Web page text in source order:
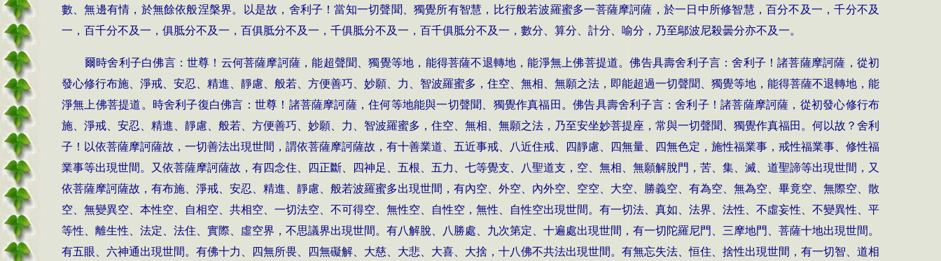
數、無邊有情，於無餘依般涅槃界。以是故，舍利子！當知一切聲聞、獨覺所有智慧，比行般若波羅蜜多一菩薩摩訶薩，於一日中所修智慧，百分不及一，千分不及
一，百千分不及一，俱胝分不及一，百俱胝分不及一，千俱胝分不及一，百千俱胝分不及一，數分、算分、計分、喻分，乃至鄔波尼殺曇分亦不及一。
爾時舍利子白佛言：世尊！云何菩薩摩訶薩，能超聲聞、獨覺等地，能得菩薩不退轉地，能淨無上佛菩提道。佛告具壽舍利子言：舍利子！諸菩薩摩訶薩，從初
發心修行布施、淨戒、安忍、精進、靜慮、般若、方便善巧、妙願、力、智波羅蜜多，住空、無相、無願之法，即能超過一切聲聞、獨覺等地，能得菩薩不退轉地，能
淨無上佛菩提道。時舍利子復白佛言：世尊！諸菩薩摩訶薩，住何等地能與一切聲聞、獨覺作真福田。佛告具壽舍利子言：舍利子！諸菩薩摩訶薩，從初發心修行布
施、淨戒、安忍、精進、靜慮、般若、方便善巧、妙願、力、智波羅蜜多，住空、無相、無願之法，乃至安坐妙菩提座，常與一切聲聞、獨覺作真福田。何以故？舍利
子！以依菩薩摩訶薩故，一切善法出現世間，謂依菩薩摩訶薩故，有十善業道、五近事戒、八近住戒、四靜慮、四無量、四無色定，施性福業事，戒性福業事、修性福
業事等出現世間。又依菩薩摩訶薩故，有四念住、四正斷、四神足、五根、五力、七等覺支、八聖道支，空、無相、無願解脫門，苦、集、滅、道聖諦等出現世間，又
依菩薩摩訶薩故，有布施、淨戒、安忍、精進、靜慮、般若波羅蜜多出現世間，有內空、外空、內外空、空空、大空、勝義空、有為空、無為空、畢竟空、無際空、散
空、無變異空、本性空、自相空、共相空、一切法空、不可得空、無性空、自性空，無性、自性空出現世間。有一切法、真如、法界、法性、不虛妄性、不變異性、平
等性、離生性、法定、法住、實際、虛空界，不思議界出現世間。有八解脫、八勝處、九次第定、十遍處出現世間，有一切陀羅尼門、三摩地門、菩薩十地出現世間。
有五眼、六神通出現世間。有佛十力、四無所畏、四無礙解、大慈、大悲、大喜、大捨，十八佛不共法出現世間。有無忘失法、恒住、捨性出現世間，有一切智、道相